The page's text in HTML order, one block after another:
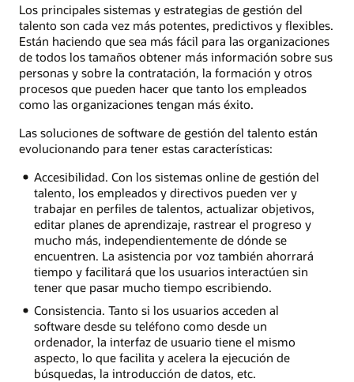
Los principales sistemas y estrategias de gestión del
talento son cada vez más potentes, predictivos y flexibles.
Están haciendo que sea más fácil para las organizaciones
de todos los tamaños obtener más información sobre sus
personas y sobre la contratación, la formación y otros
procesos que pueden hacer que tanto los empleados
como las organizaciones tengan más éxito.
Las soluciones de software de gestión del talento están
evolucionando para tener estas características:
Accesibilidad. Con los sistemas online de gestión del
talento, los empleados y directivos pueden ver y
trabajar en perfiles de talentos, actualizar objetivos,
editar planes de aprendizaje, rastrear el progreso y
mucho más, independientemente de dónde se
encuentren. La asistencia por voz también ahorrará
tiempo y facilitará que los usuarios interactúen sin
tener que pasar mucho tiempo escribiendo.
Consistencia. Tanto si los usuarios acceden al
software desde su teléfono como desde un
ordenador, la interfaz de usuario tiene el mismo
aspecto, lo que facilita y acelera la ejecución de
búsquedas, la introducción de datos, etc.